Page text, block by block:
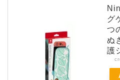
グ
つ
ぬ
護